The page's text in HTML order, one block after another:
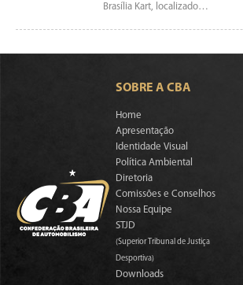
Brasília Kart, localizado…
SOBRE A CBA
Home
Apresentação
Identidade Visual
Política Ambiental
Diretoria
Comissões e Conselhos
Nossa Equipe
STJD
(Superior Tribunal de Justiça
Desportiva)
Downloads